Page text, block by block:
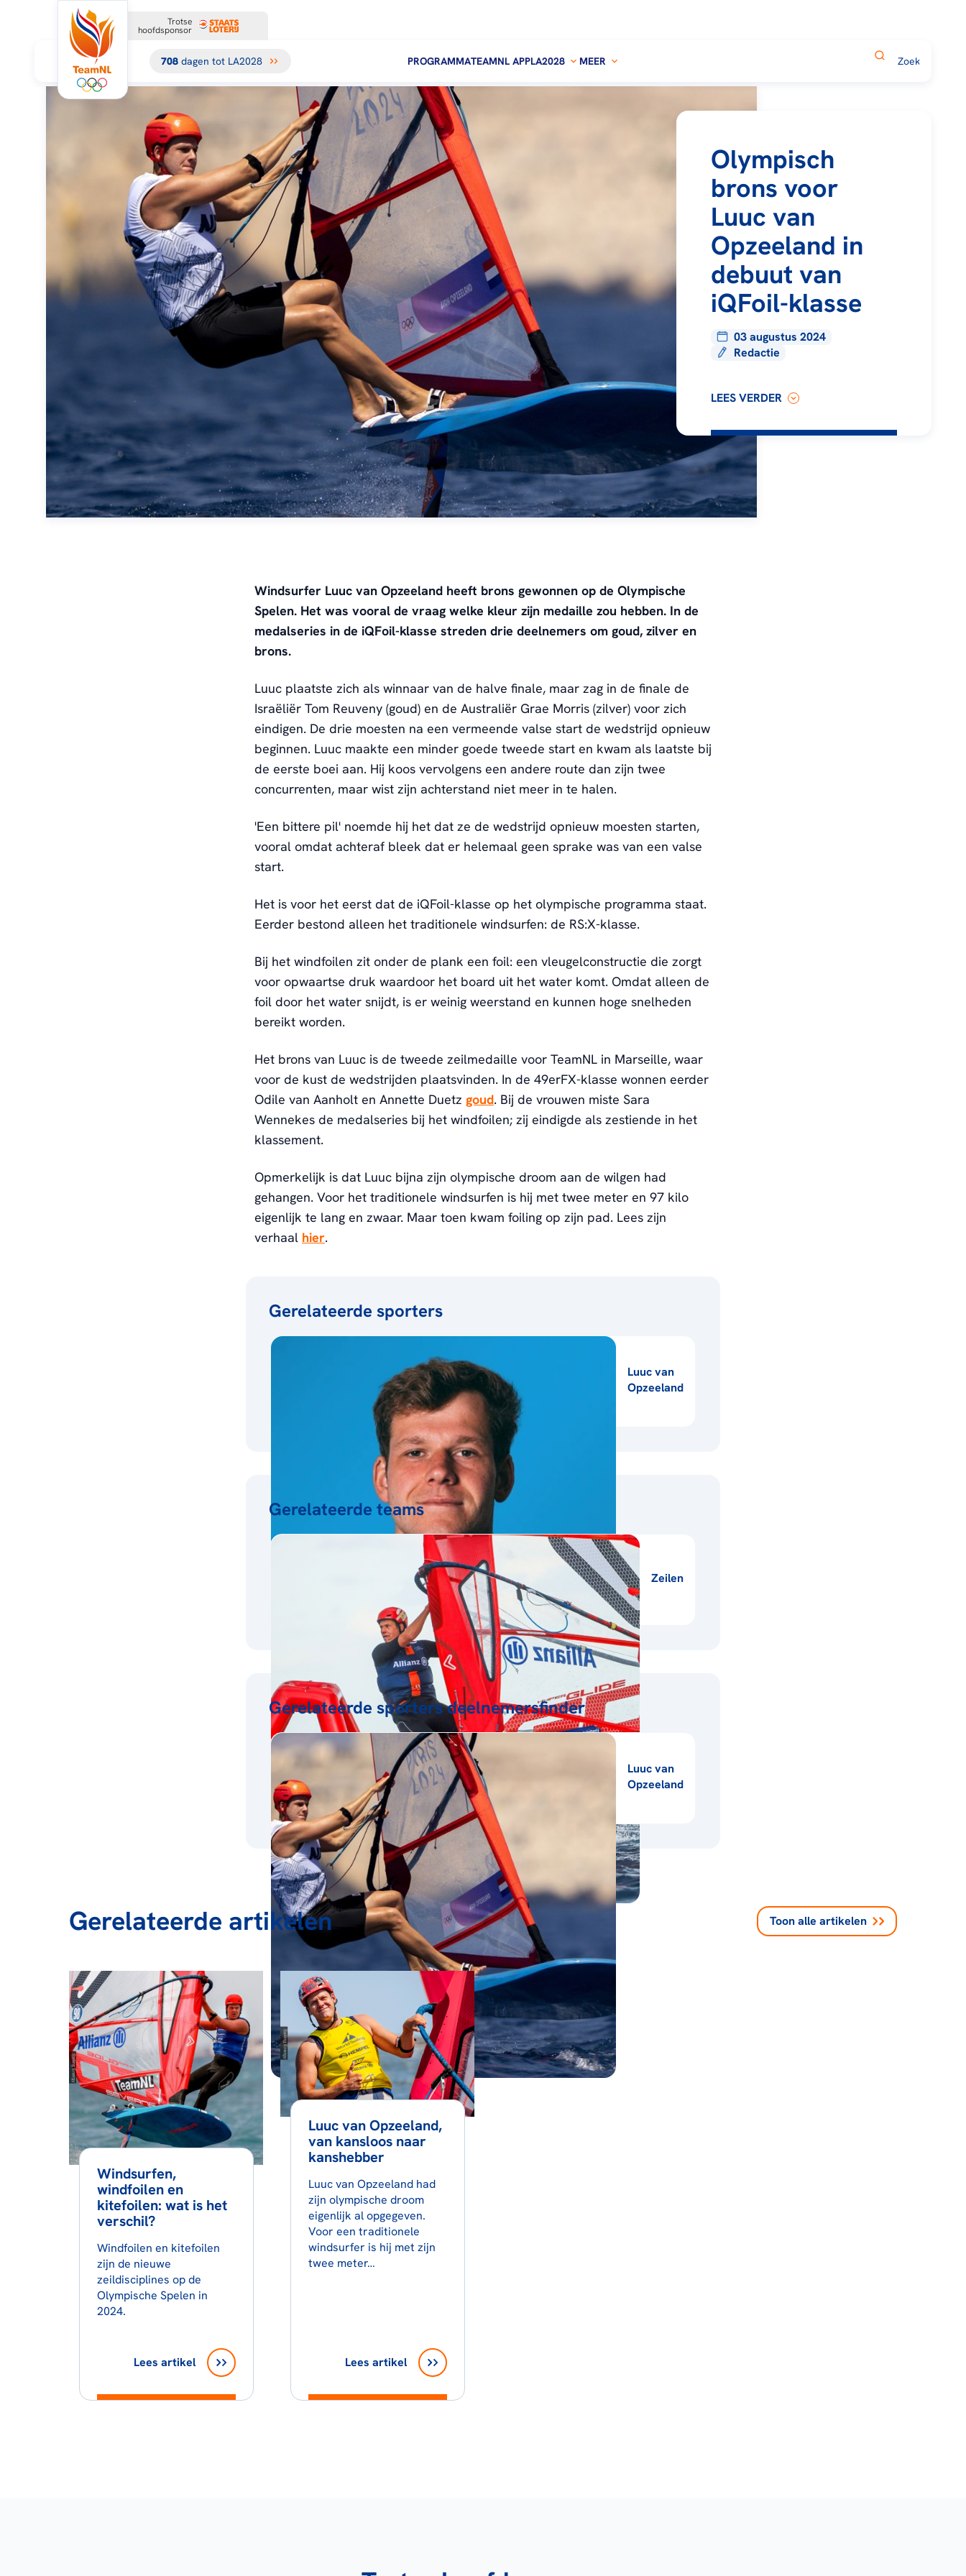
Trotse
hoofdsponsor
708 dagen tot LA2028 PROGRAMMATEAMNL APPLA2028 MEER
Olympisch
brons voor
Luuc van
Opzeeland in
debuut van
iQFoil-klasse
03 augustus 2024
Redactie
LEES VERDER
Windsurfer Luuc van Opzeeland heeft brons gewonnen op de Olympische
Spelen. Het was vooral de vraag welke kleur zijn medaille zou hebben. In de
medalseries in de iQFoil-klasse streden drie deelnemers om goud, zilver en
brons.
Luuc plaatste zich als winnaar van de halve finale, maar zag in de finale de
Israëliër Tom Reuveny (goud) en de Australiër Grae Morris (zilver) voor zich
eindigen. De drie moesten na een vermeende valse start de wedstrijd opnieuw
beginnen. Luuc maakte een minder goede tweede start en kwam als laatste bij
de eerste boei aan. Hij koos vervolgens een andere route dan zijn twee
concurrenten, maar wist zijn achterstand niet meer in te halen.
'Een bittere pil' noemde hij het dat ze de wedstrijd opnieuw moesten starten,
vooral omdat achteraf bleek dat er helemaal geen sprake was van een valse
start.
Het is voor het eerst dat de iQFoil-klasse op het olympische programma staat.
Eerder bestond alleen het traditionele windsurfen: de RS:X-klasse.
Bij het windfoilen zit onder de plank een foil: een vleugelconstructie die zorgt
voor opwaartse druk waardoor het board uit het water komt. Omdat alleen de
foil door het water snijdt, is er weinig weerstand en kunnen hoge snelheden
bereikt worden.
Het brons van Luuc is de tweede zeilmedaille voor TeamNL in Marseille, waar
voor de kust de wedstrijden plaatsvinden. In de 49erFX-klasse wonnen eerder
Odile van Aanholt en Annette Duetz goud. Bij de vrouwen miste Sara
Wennekes de medalseries bij het windfoilen; zij eindigde als zestiende in het
klassement.
Opmerkelijk is dat Luuc bijna zijn olympische droom aan de wilgen had
gehangen. Voor het traditionele windsurfen is hij met twee meter en 97 kilo
eigenlijk te lang en zwaar. Maar toen kwam foiling op zijn pad. Lees zijn
verhaal hier.
Gerelateerde sporters
Luuc van
Opzeeland
Gerelateerde teams
Zeilen
Gerelateerde sporters deelnemersfinder
Luuc van
Opzeeland
Gerelateerde artikelen Toon alle artikelen
Windsurfen,
windfoilen en
kitefoilen: wat is het
verschil?
Windfoilen en kitefoilen
zijn de nieuwe
zeildisciplines op de
Olympische Spelen in
2024.
Lees artikel
Luuc van Opzeeland,
van kansloos naar
kanshebber
Luuc van Opzeeland had
zijn olympische droom
eigenlijk al opgegeven.
Voor een traditionele
windsurfer is hij met zijn
twee meter…
Lees artikel